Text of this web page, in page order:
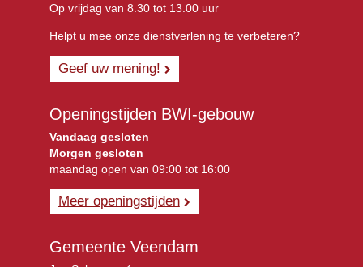
Op vrijdag van 8.30 tot 13.00 uur
Helpt u mee onze dienstverlening te verbeteren?
Geef uw mening!
Openingstijden BWI-gebouw
Vandaag gesloten
Morgen gesloten
maandag open van 09:00 tot 16:00
Meer openingstijden
Gemeente Veendam